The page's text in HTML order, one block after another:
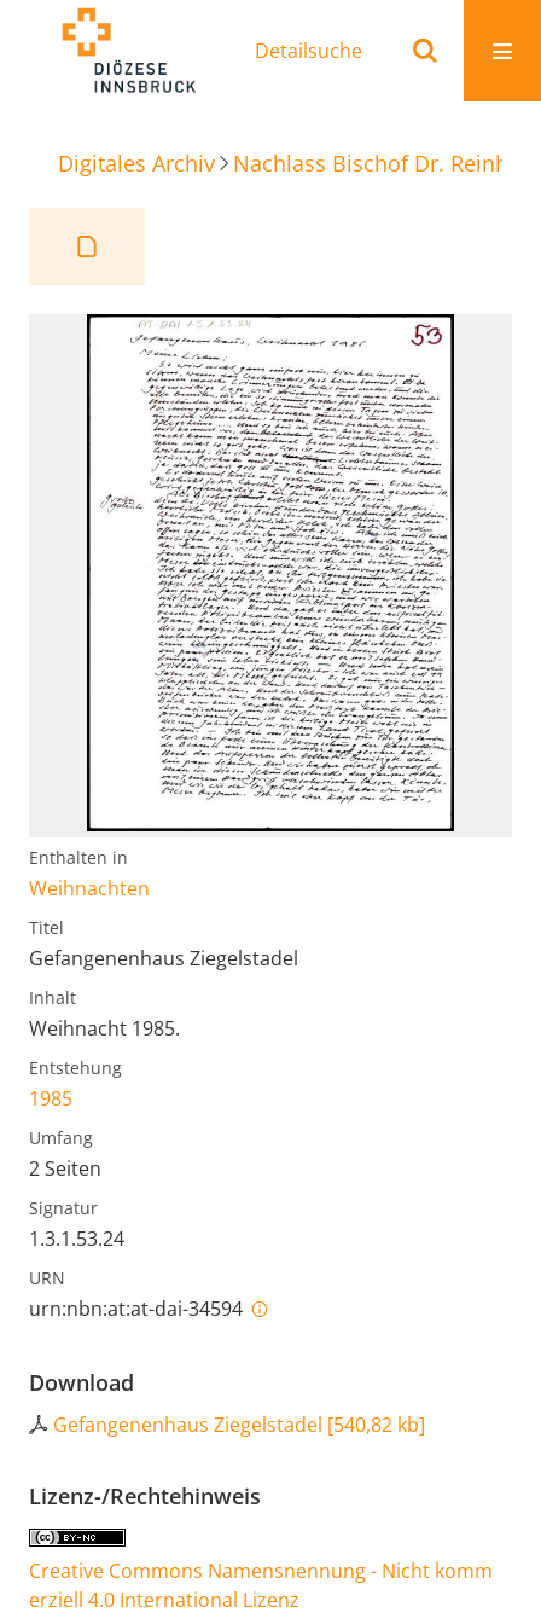
Detailsuche
Digitales Archiv Nachlass Bischof Dr.
Enthalten in
Weihnachten
Titel
Gefangenenhaus Ziegelstadel
Inhalt
Weihnacht 1985.
Entstehung
1985
Umfang
2 Seiten
Signatur
1.3.1.53.24
URN
urn:nbn:at:at-dai-34594
Download
Gefangenenhaus Ziegelstadel [540,82 kb]
Lizenz-/Rechtehinweis
Creative Commons Namensnennung - Nicht komm
erziell 4.0 International Lizenz